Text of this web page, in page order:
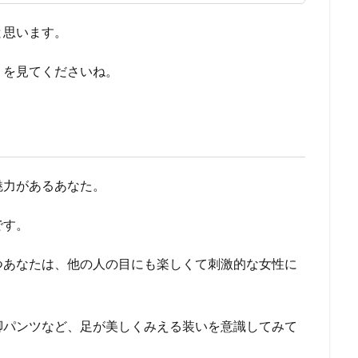
います。
を見てくださいね。
があるあなた。
。
なたは、他の人の目にも楽しくて刺激的な女性に
ンツなど、足が美しくみえる装いを意識してみて